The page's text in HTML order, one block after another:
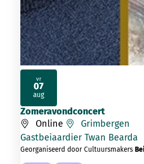
Zomeravondconcert
Online
Grimbergen
Gastbeiaardier Twan Bearda
Georganiseerd door Cultuursmakers
vr
07
aug
2026